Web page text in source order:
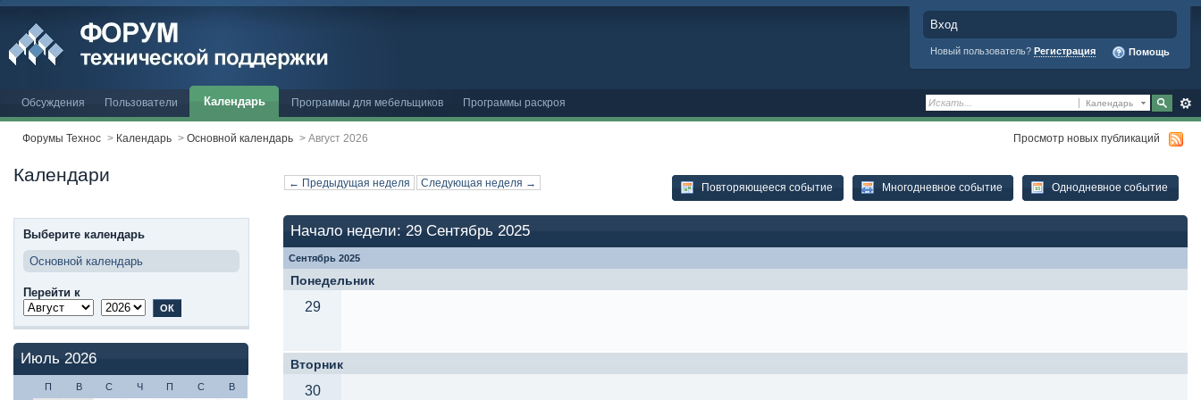
Вход
Новый пользователь? Регистрация Помощь
Календарь
Обсуждения Пользователи Календарь Программы для мебельщиков Программы раскроя
Форумы Технос > Календарь > Основной календарь > Август 2026 Просмотр новых публикаций
Календари ← Предыдущая неделя Следующая неделя → Однодневное событие
Многодневное событие
Повторяющееся событие
Начало недели: 29 Сентябрь 2025
Сентябрь 2025
Понедельник
29
Вторник
30
Выберите календарь
Основной календарь
Перейти к
Июль 2026
П В С Ч П С В